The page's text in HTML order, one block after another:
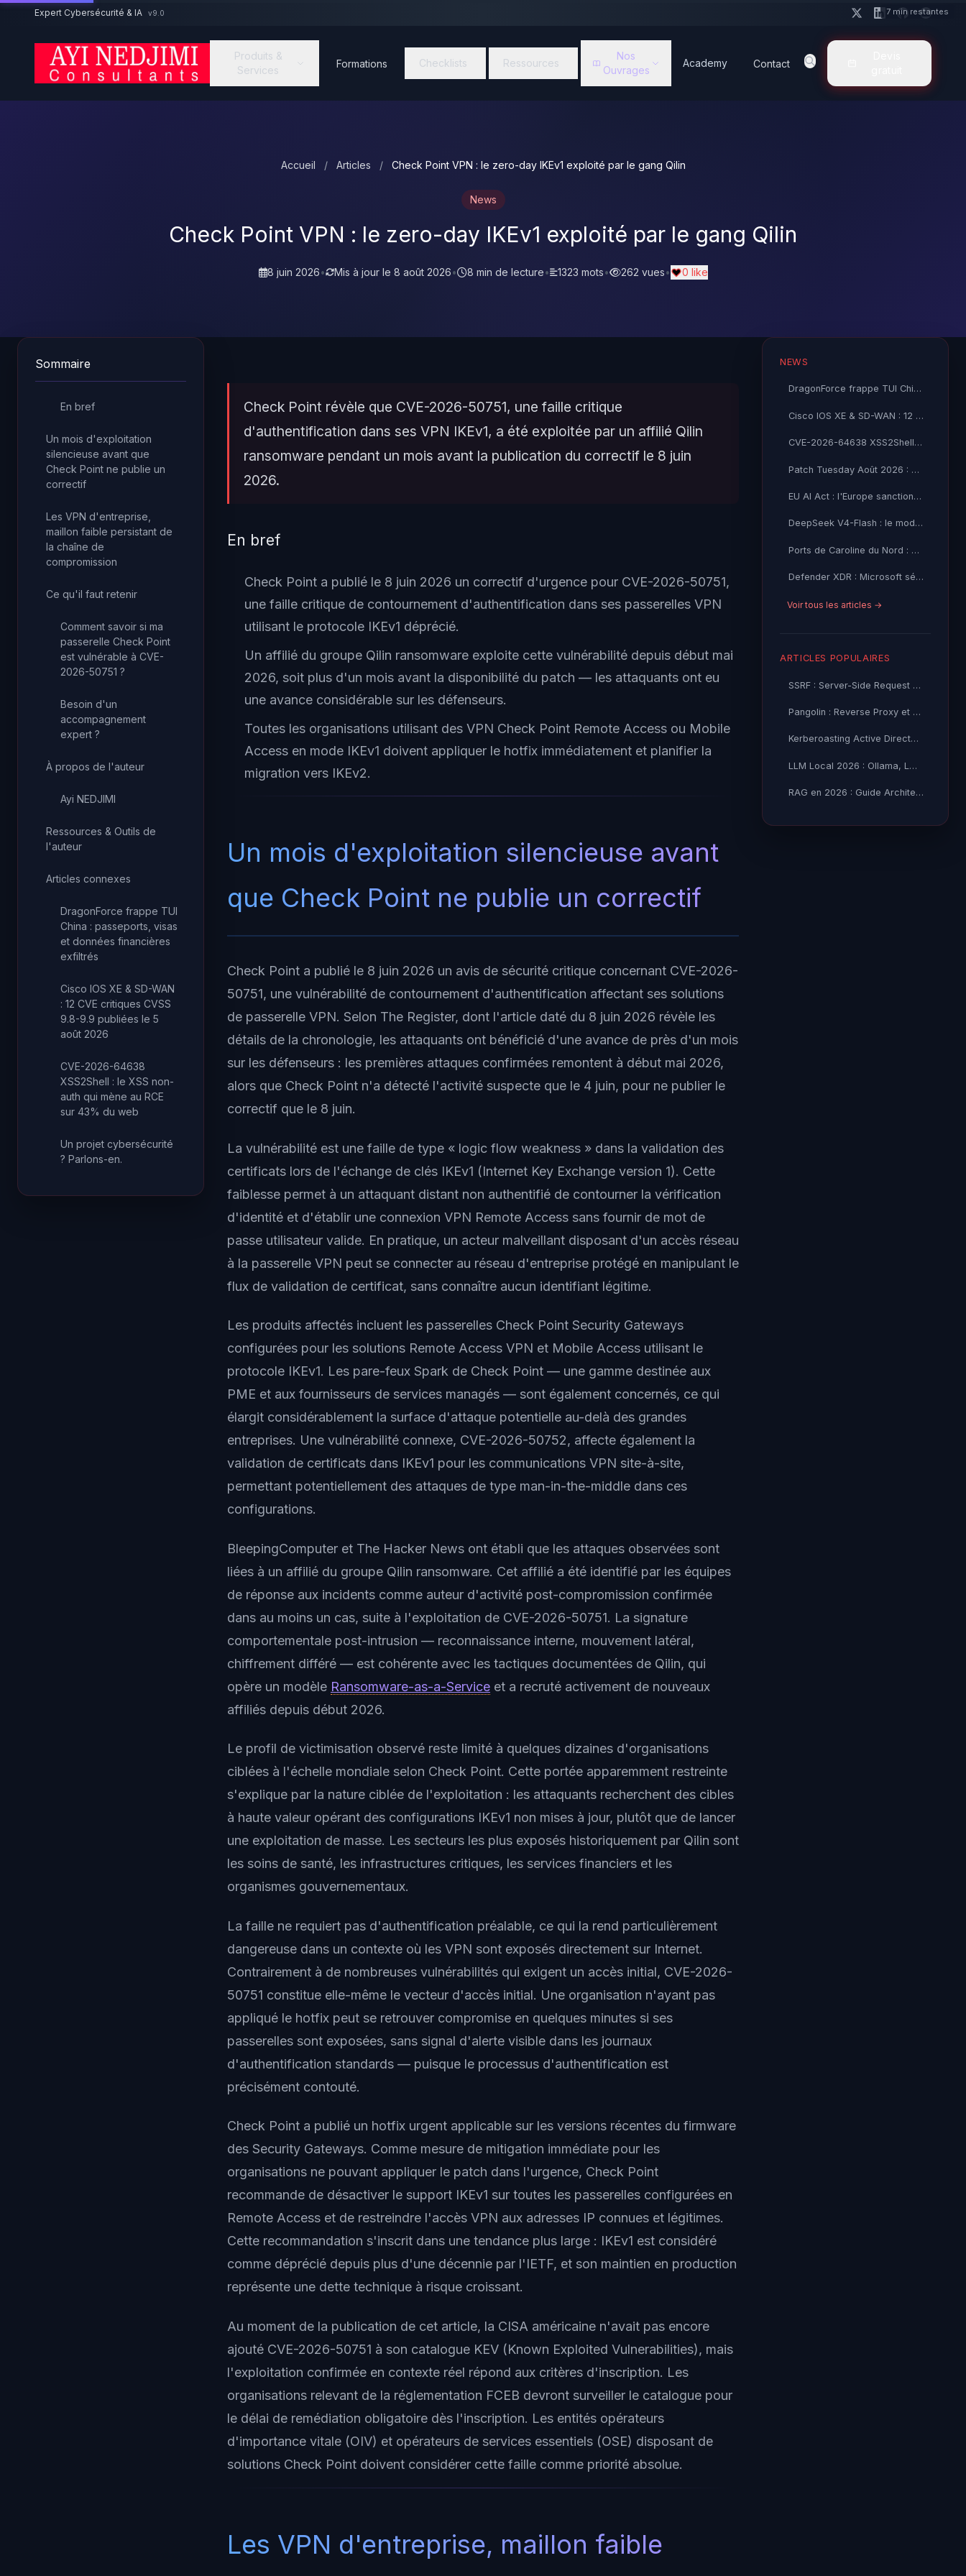
Aller au contenu principal
Expert Cybersécurité & IA v9.0
Produits &
Services
Formations Checklists Ressources
Nos
Ouvrages
Academy Contact
Accueil / Articles / Check Point VPN : le zero-day IKEv1 exploité par le gang Qilin
News
Check Point VPN : le zero-day IKEv1 exploité par le gang Qilin
8 juin 2026• Mis à jour le 8 août 2026• 8 min de lecture• 1323 mots• 262 vues• 0 like
Sommaire
En bref
Un mois d'exploitation
silencieuse avant que
Check Point ne publie un
correctif
Les VPN d'entreprise,
maillon faible persistant de
la chaîne de
compromission
Ce qu'il faut retenir
Comment savoir si ma
passerelle Check Point
est vulnérable à CVE-
2026-50751 ?
Besoin d'un
accompagnement
expert ?
À propos de l'auteur
Ayi NEDJIMI
Ressources & Outils de
l'auteur
Articles connexes
DragonForce frappe TUI
China : passeports, visas
et données financières
exfiltrés
Cisco IOS XE & SD-WAN
: 12 CVE critiques CVSS
9.8-9.9 publiées le 5
août 2026
CVE-2026-64638
XSS2Shell : le XSS non-
auth qui mène au RCE
sur 43% du web
Un projet cybersécurité
? Parlons-en.
Check Point révèle que CVE-2026-50751, une faille critique
d'authentification dans ses VPN IKEv1, a été exploitée par un affilié Qilin
ransomware pendant un mois avant la publication du correctif le 8 juin
2026.
En bref
Check Point a publié le 8 juin 2026 un correctif d'urgence pour CVE-2026-50751,
une faille critique de contournement d'authentification dans ses passerelles VPN
utilisant le protocole IKEv1 déprécié.
Un affilié du groupe Qilin ransomware exploite cette vulnérabilité depuis début mai
2026, soit plus d'un mois avant la disponibilité du patch — les attaquants ont eu
une avance considérable sur les défenseurs.
Toutes les organisations utilisant des VPN Check Point Remote Access ou Mobile
Access en mode IKEv1 doivent appliquer le hotfix immédiatement et planifier la
migration vers IKEv2.
Un mois d'exploitation silencieuse avant
que Check Point ne publie un correctif
Check Point a publié le 8 juin 2026 un avis de sécurité critique concernant CVE-2026-
50751, une vulnérabilité de contournement d'authentification affectant ses solutions
de passerelle VPN. Selon The Register, dont l'article daté du 8 juin 2026 révèle les
détails de la chronologie, les attaquants ont bénéficié d'une avance de près d'un mois
sur les défenseurs : les premières attaques confirmées remontent à début mai 2026,
alors que Check Point n'a détecté l'activité suspecte que le 4 juin, pour ne publier le
correctif que le 8 juin.
La vulnérabilité est une faille de type « logic flow weakness » dans la validation des
certificats lors de l'échange de clés IKEv1 (Internet Key Exchange version 1). Cette
faiblesse permet à un attaquant distant non authentifié de contourner la vérification
d'identité et d'établir une connexion VPN Remote Access sans fournir de mot de
passe utilisateur valide. En pratique, un acteur malveillant disposant d'un accès réseau
à la passerelle VPN peut se connecter au réseau d'entreprise protégé en manipulant le
flux de validation de certificat, sans connaître aucun identifiant légitime.
Les produits affectés incluent les passerelles Check Point Security Gateways
configurées pour les solutions Remote Access VPN et Mobile Access utilisant le
protocole IKEv1. Les pare-feux Spark de Check Point — une gamme destinée aux
PME et aux fournisseurs de services managés — sont également concernés, ce qui
élargit considérablement la surface d'attaque potentielle au-delà des grandes
entreprises. Une vulnérabilité connexe, CVE-2026-50752, affecte également la
validation de certificats dans IKEv1 pour les communications VPN site-à-site,
permettant potentiellement des attaques de type man-in-the-middle dans ces
configurations.
BleepingComputer et The Hacker News ont établi que les attaques observées sont
liées à un affilié du groupe Qilin ransomware. Cet affilié a été identifié par les équipes
de réponse aux incidents comme auteur d'activité post-compromission confirmée
dans au moins un cas, suite à l'exploitation de CVE-2026-50751. La signature
comportementale post-intrusion — reconnaissance interne, mouvement latéral,
chiffrement différé — est cohérente avec les tactiques documentées de Qilin, qui
opère un modèle Ransomware-as-a-Service et a recruté activement de nouveaux
affiliés depuis début 2026.
Le profil de victimisation observé reste limité à quelques dizaines d'organisations
ciblées à l'échelle mondiale selon Check Point. Cette portée apparemment restreinte
s'explique par la nature ciblée de l'exploitation : les attaquants recherchent des cibles
à haute valeur opérant des configurations IKEv1 non mises à jour, plutôt que de lancer
une exploitation de masse. Les secteurs les plus exposés historiquement par Qilin sont
les soins de santé, les infrastructures critiques, les services financiers et les
organismes gouvernementaux.
La faille ne requiert pas d'authentification préalable, ce qui la rend particulièrement
dangereuse dans un contexte où les VPN sont exposés directement sur Internet.
Contrairement à de nombreuses vulnérabilités qui exigent un accès initial, CVE-2026-
50751 constitue elle-même le vecteur d'accès initial. Une organisation n'ayant pas
appliqué le hotfix peut se retrouver compromise en quelques minutes si ses
passerelles sont exposées, sans signal d'alerte visible dans les journaux
d'authentification standards — puisque le processus d'authentification est
précisément contouté.
Check Point a publié un hotfix urgent applicable sur les versions récentes du firmware
des Security Gateways. Comme mesure de mitigation immédiate pour les
organisations ne pouvant appliquer le patch dans l'urgence, Check Point
recommande de désactiver le support IKEv1 sur toutes les passerelles configurées en
Remote Access et de restreindre l'accès VPN aux adresses IP connues et légitimes.
Cette recommandation s'inscrit dans une tendance plus large : IKEv1 est considéré
comme déprécié depuis plus d'une décennie par l'IETF, et son maintien en production
représente une dette technique à risque croissant.
Au moment de la publication de cet article, la CISA américaine n'avait pas encore
ajouté CVE-2026-50751 à son catalogue KEV (Known Exploited Vulnerabilities), mais
l'exploitation confirmée en contexte réel répond aux critères d'inscription. Les
organisations relevant de la réglementation FCEB devront surveiller le catalogue pour
le délai de remédiation obligatoire dès l'inscription. Les entités opérateurs
d'importance vitale (OIV) et opérateurs de services essentiels (OSE) disposant de
solutions Check Point doivent considérer cette faille comme priorité absolue.
Les VPN d'entreprise, maillon faible
NEWS
DragonForce frappe TUI China : passeports, visas et données financières exfiltrés
Cisco IOS XE & SD-WAN : 12 CVE critiques CVSS 9.8-9.9 publiées le 5 août 2026
CVE-2026-64638 XSS2Shell : le XSS non-auth qui mène au RCE sur 43% du web
Patch Tuesday Août 2026 : 85 CVE corrigées, 6 Critiques, 0 Zero-Day exploité
EU AI Act : l'Europe sanctionne désormais les GPAI
DeepSeek V4-Flash : le modèle low-cost bat son grand frère
Ports de Caroline du Nord : cyberattaque sur 3 sites
Defender XDR : Microsoft sécurise vos agents IA en preview
Voir tous les articles →
ARTICLES POPULAIRES
SSRF : Server-Side Request Forgery — Exploitation Avancée
Pangolin : Reverse Proxy et Tunnel Self-Hosted — Guide
Kerberoasting Active Directory : Attaque et Défense 2026
LLM Local 2026 : Ollama, LM Studio ou vLLM — Quel Outil selon
RAG en 2026 : Guide Architecture, Vectorisation & Chunking
7 min restantes